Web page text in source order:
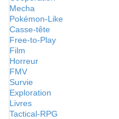
Mecha
Pokémon-Like
Casse-tête
Free-to-Play
Film
Horreur
FMV
Survie
Exploration
Livres
Tactical-RPG